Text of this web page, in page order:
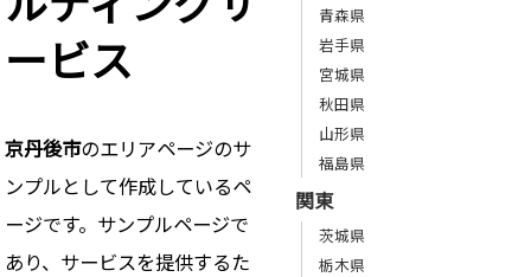
ービス
京丹後市のエリアページのサ
ンプルとして作成しているペ
ージです。サンプルページで
あり、サービスを提供するた
青森県
岩手県
宮城県
秋田県
山形県
福島県
関東
茨城県
栃木県